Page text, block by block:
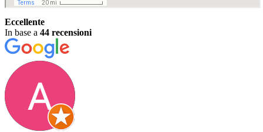
Eccellente
In base a 44 recensioni